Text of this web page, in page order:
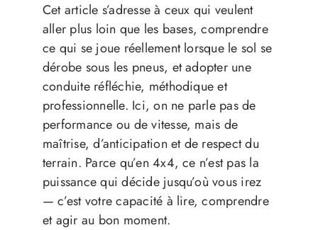
Cet article s’adresse à ceux qui veulent
aller plus loin que les bases, comprendre
ce qui se joue réellement lorsque le sol se
dérobe sous les pneus, et adopter une
conduite réfléchie, méthodique et
professionnelle. Ici, on ne parle pas de
performance ou de vitesse, mais de
maîtrise, d’anticipation et de respect du
terrain. Parce qu’en 4x4, ce n’est pas la
puissance qui décide jusqu’où vous irez
— c’est votre capacité à lire, comprendre
et agir au bon moment.